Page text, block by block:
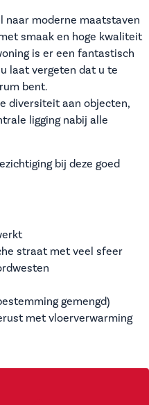
naar moderne maatstaven
smaak en hoge kwaliteit
is er een fantastisch
laat vergeten dat u te
bent.
diversiteit aan objecten,
ligging nabij alle
bij deze goed
straat met veel sfeer
gemengd)
met vloerverwarming